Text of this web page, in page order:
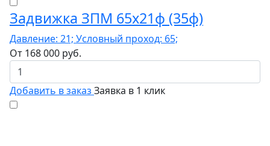
Задвижка ЗПМ 65х21ф (35ф)
Давление: 21; Условный проход: 65;
От 168 000 руб.
Добавить в заказ Заявка в 1 клик